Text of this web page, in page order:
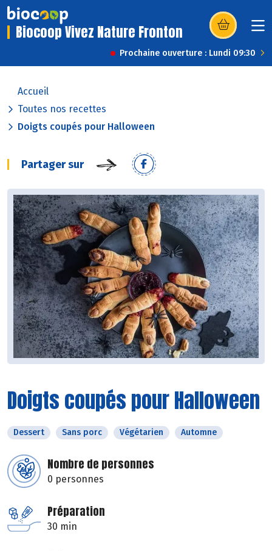
Biocoop Vivez Nature Fronton (s’ouvre dans
Prochaine ouverture : Lundi 09:30
Accueil
Toutes nos recettes
Doigts coupés pour Halloween
Partager sur
Doigts coupés pour Halloween
Dessert Sans porc Végétarien Automne
Nombre de personnes
0 personnes
Préparation
30 min